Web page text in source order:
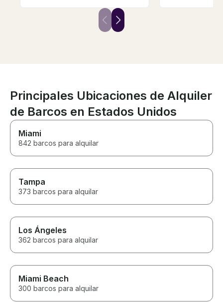
directions were perfect to get
to the boat. The captain was so
nice and made us feal
Principales Ubicaciones de Alquiler
de Barcos en Estados Unidos
Miami
842 barcos para alquilar
Tampa
373 barcos para alquilar
Los Ángeles
362 barcos para alquilar
Miami Beach
300 barcos para alquilar